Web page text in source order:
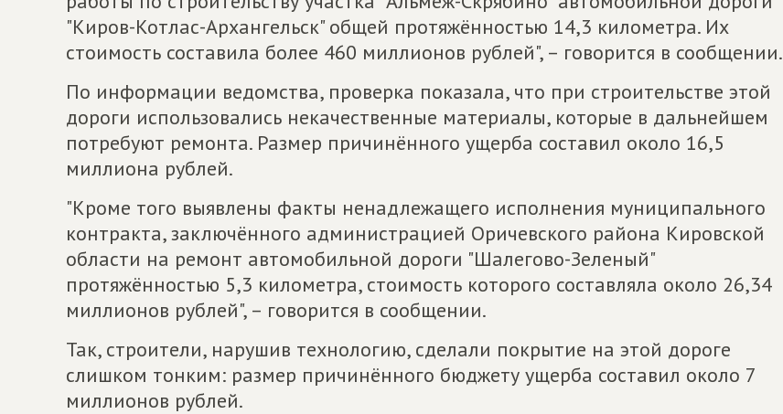
"Киров-Котлас-Архангельск" общей протяжённостью 14,3 километра. Их
стоимость составила более 460 миллионов рублей", – говорится в сообщении.
По информации ведомства, проверка показала, что при строительстве этой
дороги использовались некачественные материалы, которые в дальнейшем
потребуют ремонта. Размер причинённого ущерба составил около 16,5
миллиона рублей.
"Кроме того выявлены факты ненадлежащего исполнения муниципального
контракта, заключённого администрацией Оричевского района Кировской
области на ремонт автомобильной дороги "Шалегово-Зеленый"
протяжённостью 5,3 километра, стоимость которого составляла около 26,34
миллионов рублей", – говорится в сообщении.
Так, строители, нарушив технологию, сделали покрытие на этой дороге
слишком тонким: размер причинённого бюджету ущерба составил около 7
миллионов рублей.